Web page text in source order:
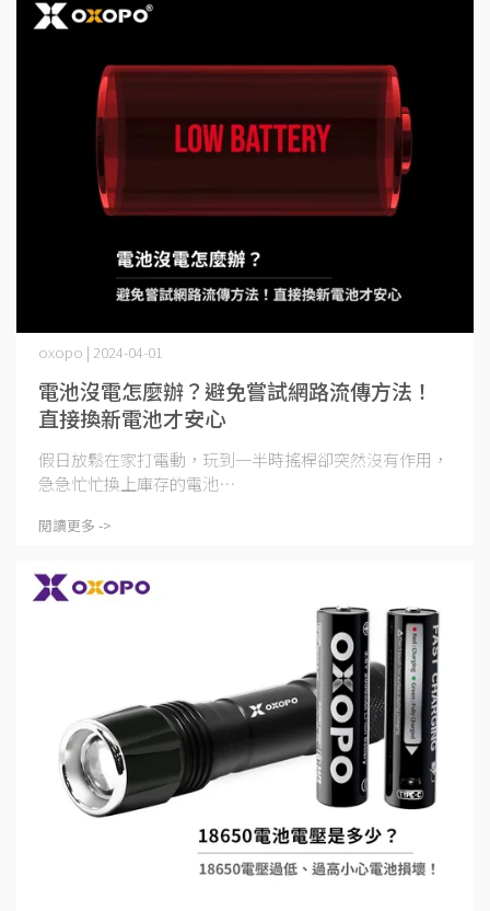
電池沒電怎麼辦？避免嘗試網路流傳方法！
直接換新電池才安心
oxopo | 2024-04-01
假日放鬆在家打電動，玩到一半時搖桿卻突然沒有作用，
急急忙忙換上庫存的電池⋯
閱讀更多 ->